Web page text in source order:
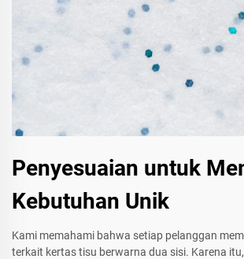
Penyesuaian untuk
Kebutuhan Unik
Kami memahami bahwa setiap pelanggan
terkait kertas tisu berwarna dua sisi. Karena